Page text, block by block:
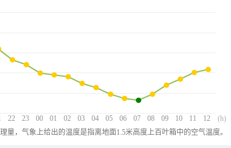
22 23 00 01 02 03 04 05 06 07 08 09 10 11 12 (h)
量，气象上给出的温度是指离地面1.5米高度上百叶箱中的空气温度。